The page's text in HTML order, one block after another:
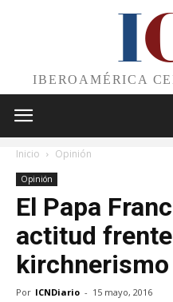
I
IBEROAMÉRICA
Inicio Opinión
Opinión
El Papa
actitud
kirchnerismo
Por ICNDiario - 15 mayo, 2016